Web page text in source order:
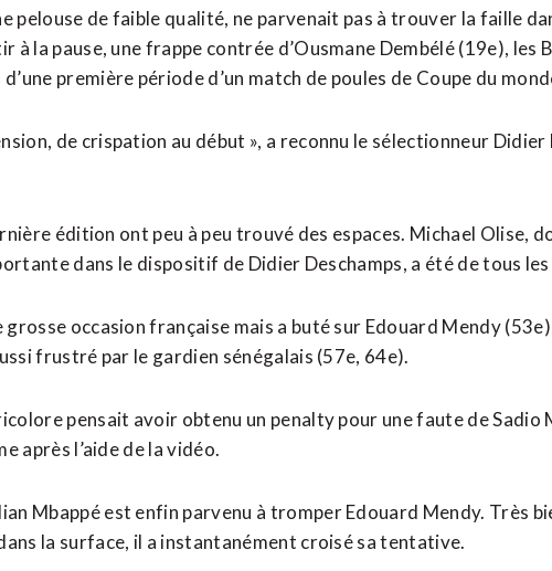
pelouse de faible qualité, ne parvenait pas à trouver la faille
à la pause, une frappe contrée d’Ousmane Dembélé (19e), les
première période d’un match de poules de Coupe du
de crispation au début », a reconnu le sélectionneur
‌édition ont peu à peu trouvé des espaces. Michael Olise,
dans ⁠le dispositif de Didier Deschamps, a été de tous les
grosse occasion ​française mais a buté sur ​Edouard Mendy
frustré par le gardien sénégalais (57e, 64e).
pensait avoir obtenu un penalty pour une faute de ​Sadio
après l’aide de la vidéo.
Mbappé est enfin parvenu à tromper Edouard Mendy. Très
la surface, il ‌a instantanément croisé sa tentative.